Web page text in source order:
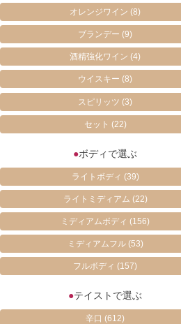
オレンジワイン(8)
ブランデー(9)
酒精強化ワイン(4)
ウイスキー(8)
スピリッツ(3)
セット (22)
●ボディで選ぶ
ライトボディ (39)
ライトミディアム (22)
ミディアムボディ(156)
ミディアムフル (53)
フルボディ(157)
●テイストで選ぶ
辛口(612)